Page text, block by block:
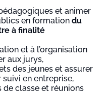
et animer
en formation du
à finalité
et à l’organisation
aux jurys,
des jeunes et assurer
en entreprise,
de classe et réunions